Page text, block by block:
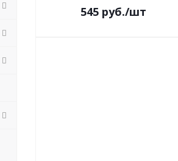
545 руб./шт